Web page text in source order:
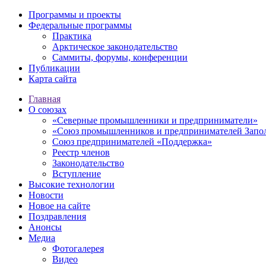
Программы и проекты
Федеральные программы
Практика
Арктическое законодательство
Саммиты, форумы, конференции
Публикации
Карта сайта
Главная
О союзах
«Северные промышленники и предприниматели»
«Союз промышленников и предпринимателей
Союз предпринимателей «Поддержка»
Реестр членов
Законодательство
Вступление
Высокие технологии
Новости
Новое на сайте
Поздравления
Анонсы
Медиа
Фотогалерея
Видео